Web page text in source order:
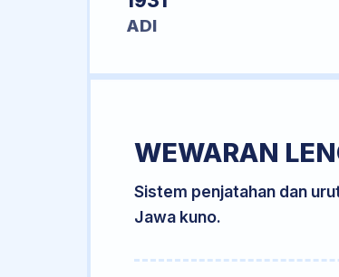
ADI
WEWARAN
Sistem penjatahan dan
Jawa kuno.